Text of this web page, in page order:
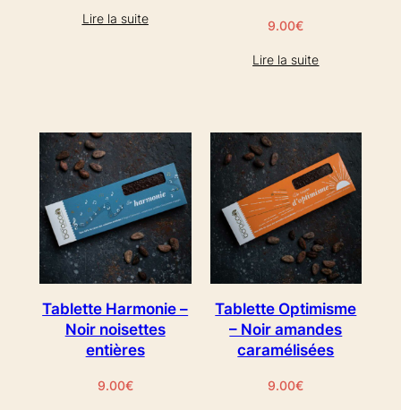
Lire la suite 9.00€
Lire la suite
Tablette Harmonie –
Noir noisettes
entières
9.00€
Tablette Optimisme
– Noir amandes
caramélisées
9.00€